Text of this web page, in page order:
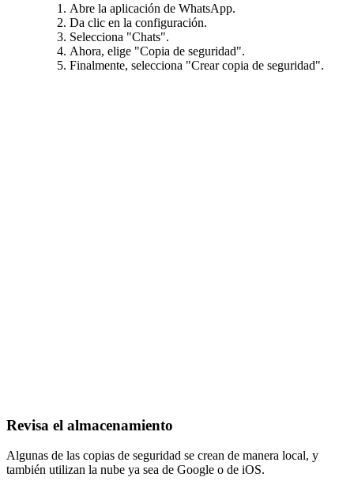
Abre la aplicación de WhatsApp.
Da clic en la configuración.
Selecciona "Chats".
Ahora, elige "Copia de seguridad".
Finalmente, selecciona "Crear copia de seguridad".
Revisa el almacenamiento
Algunas de las copias de seguridad se crean de manera local, y
también utilizan la nube ya sea de Google o de iOS.